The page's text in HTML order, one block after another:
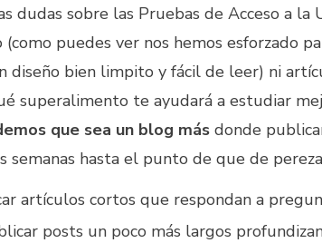
dudas sobre las Pruebas de Acceso a la
puedes ver nos hemos esforzado
diseño bien limpito y fácil de leer) ni
superalimento te ayudará a estudiar
que sea un blog más donde
semanas hasta el punto de que de
artículos cortos que respondan a
posts un poco más largos